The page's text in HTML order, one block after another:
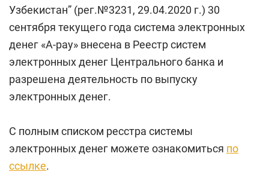
Узбекистан” (рег.№3231, 29.04.2020 г.) 30
сентября текущего года система электронных
денег «A-pay» внесена в Реестр систем
электронных денег Центрального банка и
разрешена деятельность по выпуску
электронных денег.
С полным списком ресстра системы
электронных денег можете ознакомиться по
ссылке.